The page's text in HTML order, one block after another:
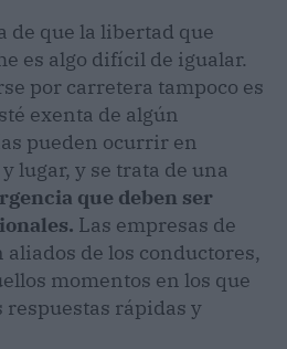
de que la libertad que
es algo difícil de igualar.
por carretera tampoco es
exenta de algún
pueden ocurrir en
lugar, y se trata de una
que deben ser
Las empresas de
de los conductores,
momentos en los que
respuestas rápidas y